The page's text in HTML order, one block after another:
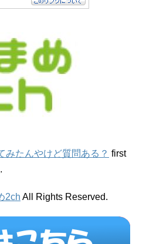
みたんやけど質問ある？ first
.
2ch All Rights Reserved.